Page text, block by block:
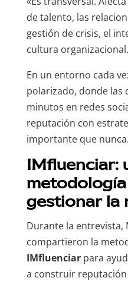
de talento, las
gestión de crisis, el
cultura
En un entorno cada
polarizado, donde las
minutos en redes
reputación con
importante que nunca.
IMfluenciar:
gestionar la
Durante la entrevista,
compartieron la
IMfluenciarpara
a construir